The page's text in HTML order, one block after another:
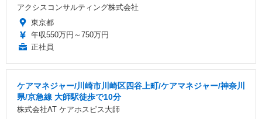
アクシスコンサルティング株式会社
東京都
年収550万円～750万円
正社員
ケアマネジャー/川崎市川崎区四谷上町/ケアマネジャー/神奈川
県/京急線 大師駅徒歩で10分
株式会社AT ケアホスピス大師